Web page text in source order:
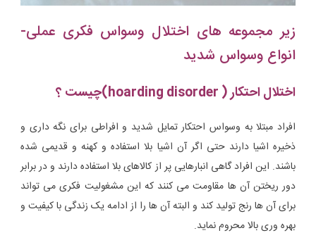
زیر مجموعه های اختلال وسواس فکری عملی-
انواع وسواس شدید
اختلال احتکار ( hoarding disorder)چیست ؟
افراد مبتلا به وسواس احتکار تمایل شدید و افراطی برای نگه داری و
ذخیره اشیا دارند حتی اگر آن اشیا بلا استفاده و کهنه و قدیمی شده
باشند. این افراد گاهی انبارهایی پر از کالاهای بلا استفاده دارند و در برابر
دور ریختن آن ها مقاومت می کنند که این مشغولیت فکری می تواند
برای آن ها رنج تولید کند و البته آن ها را از ادامه یک زندگی با کیفیت و
بهره وری بالا محروم نماید.